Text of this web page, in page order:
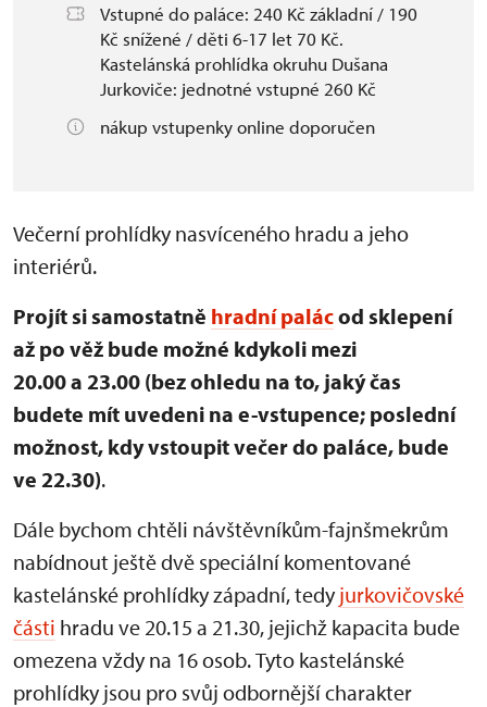
Vstupné do paláce: 240 Kč základní / 190
Kč snížené / děti 6-17 let 70 Kč.
Kastelánská prohlídka okruhu Dušana
Jurkoviče: jednotné vstupné 260 Kč
nákup vstupenky online doporučen
Večerní prohlídky nasvíceného hradu a jeho
interiérů.
Projít si samostatně hradní palácod sklepení
až po věž bude možné kdykoli mezi
20.00 a 23.00 (bez ohledu na to, jaký čas
budete mít uvedeni na e-vstupence; poslední
možnost, kdy vstoupit večer do paláce, bude
ve 22.30).
Dále bychom chtěli návštěvníkům-fajnšmekrům
nabídnout ještě dvě speciální komentované
kastelánské prohlídky západní, tedy jurkovičovské
části hradu ve 20.15 a 21.30, jejichž kapacita bude
omezena vždy na 16 osob.Tyto kastelánské
prohlídky jsou pro svůj odbornější charakter